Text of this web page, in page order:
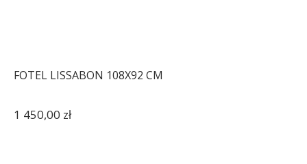
FOTEL LISSABON 108X92 CM
1 450,00 zł